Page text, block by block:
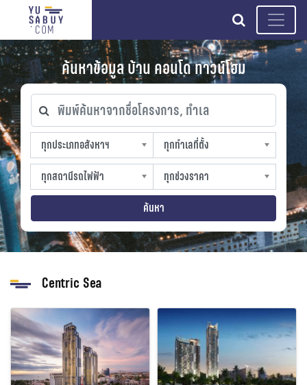
search
ค้นหาข้อมูล บ้าน คอนโด ทาวน์โฮม
พิมพ์ค้นหาจากชื่อโครงการ, ทำเล
ทุกประเภทอสังหาฯ
ทุกประเภทอสังหาฯ
sproperty
ทุกทำเลที่ตั้ง
ทุกทำเลที่ตั้ง
slocation
ทุกสถานีรถไฟฟ้า
ทุกสถานีรถไฟฟ้า
strain-station
ทุกช่วงราคา
ทุกช่วงราคา
sprice
ค้นหา
Centric Sea